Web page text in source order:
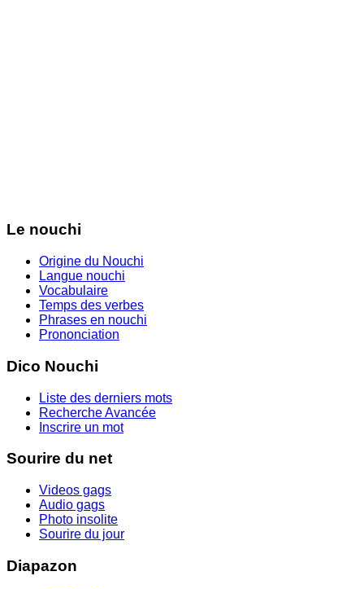
Le nouchi
Origine du Nouchi
Langue nouchi
Vocabulaire
Temps des verbes
Phrases en nouchi
Prononciation
Dico Nouchi
Liste des derniers mots
Recherche Avancée
Inscrire un mot
Sourire du net
Videos gags
Audio gags
Photo insolite
Sourire du jour
Diapazon